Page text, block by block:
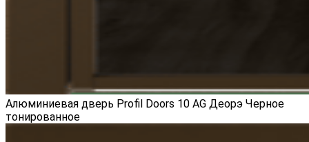
Алюминиевая дверь Profil Doors 10 AG Деорэ Черное
тонированное